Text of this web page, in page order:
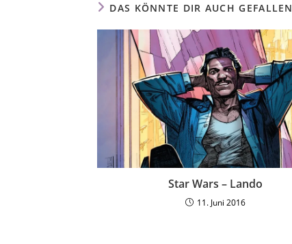
DAS KÖNNTE DIR AUCH GEFALLEN
Star Wars – Lando
11. Juni 2016